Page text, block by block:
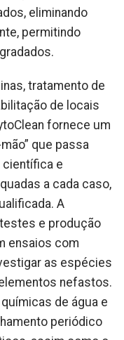
eliminando
permitindo
tratamento de
de locais
fornece um
que passa
científica e
a cada caso,
A
e produção
ensaios com
as espécies
nefastos.
de água e
periódico